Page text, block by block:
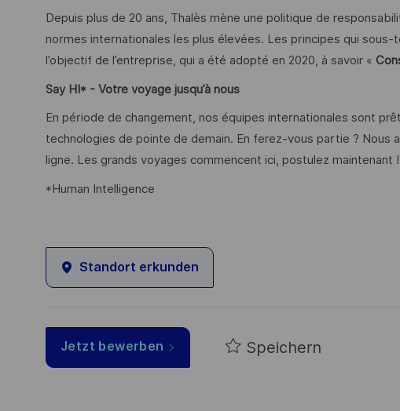
Depuis plus de 20 ans, Thalès mène une politique de
normes internationales les plus élevées. Les principes qui
l’objectif de l’entreprise, qui a été adopté en 2020, à savoir «
Say HI* - Votre voyage jusqu’à nous
En période de changement, nos équipes internationales sont
technologies de pointe de demain. En ferez-vous partie ? Nous
ligne. Les grands voyages commencent ici, postulez maintenant !
*Human Intelligence
Standort erkunden
Jetzt bewerben Speichern